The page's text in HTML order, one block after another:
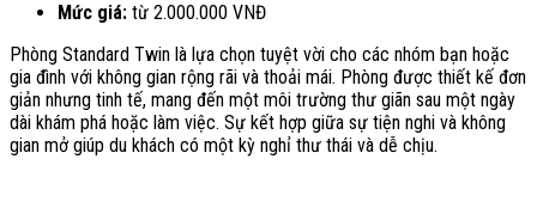
Mức giá: từ 2.000.000 VNĐ
Phòng Standard Twin là lựa chọn tuyệt vời cho các nhóm bạn hoặc
gia đình với không gian rộng rãi và thoải mái. Phòng được thiết kế đơn
giản nhưng tinh tế, mang đến một môi trường thư giãn sau một ngày
dài khám phá hoặc làm việc. Sự kết hợp giữa sự tiện nghi và không
gian mở giúp du khách có một kỳ nghỉ thư thái và dễ chịu.